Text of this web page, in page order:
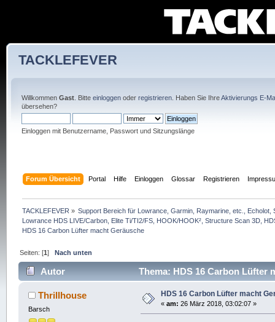
TACKLEFEVER
Willkommen Gast. Bitte einloggenoder registrieren. Haben Sie IhreAktivierungs E-
übersehen?
Einloggen mit Benutzername, Passwort und Sitzungslänge
Forum Übersicht Portal Hilfe Einloggen Glossar Registrieren
TACKLEFEVER » Support Bereich für Lowrance, Garmin, Raymarine, etc.,
Lowrance HDS LIVE/Carbon, Elite Ti/TI2/FS, HOOK/HOOK², Structure Scan 3D,
HDS 16 Carbon Lüfter macht Geräusche
Seiten: [1]Nach unten
Autor Thema: HDS 16 Carbon Lüfter
Thrillhouse
Barsch
HDS 16 Carbon Lüfter macht
« am: 26 März 2018, 03:02:07 »